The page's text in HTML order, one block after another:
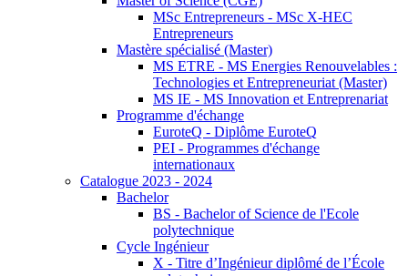
MSc Entrepreneurs - MSc X-HEC
Entrepreneurs
Mastère spécialisé (Master)
MS ETRE - MS Energies Renouvelables :
Technologies et Entrepreneuriat (Master)
MS IE - MS Innovation et Entreprenariat
Programme d'échange
EuroteQ - Diplôme EuroteQ
PEI - Programmes d'échange
internationaux
Catalogue 2023 - 2024
Bachelor
BS - Bachelor of Science de l'Ecole
polytechnique
Cycle Ingénieur
X - Titre d’Ingénieur diplômé de l’École